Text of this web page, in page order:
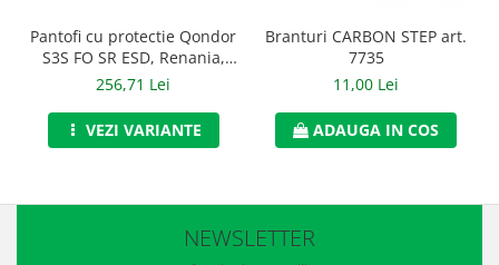
Curatenie si igiena
Casti
Pantofi cu protectie Qondor
S3S FO SR ESD, Renania,
art.9A00
256,71 Lei
VEZI VARIANTE
Branturi CARBON STEP art.
7735
11,00 Lei
ADAUGA IN COS
NEWSLETTER